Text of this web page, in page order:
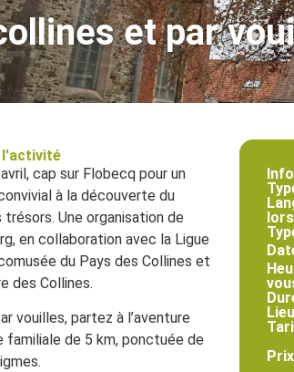
et par
l'activité
cap sur Flobecq pour un
à la découverte du
Une organisation de
en collaboration avec la Ligue
du Pays des Collines et
des Collines.
vouilles, partez à l’aventure
familiale de 5 km, ponctuée de
Lieu